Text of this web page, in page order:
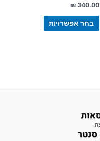
דורג
0
מתוך
₪340.00
בחר אפשרויות